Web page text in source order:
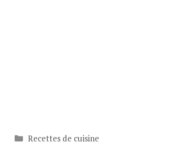
Catégories
Recettes de cuisine